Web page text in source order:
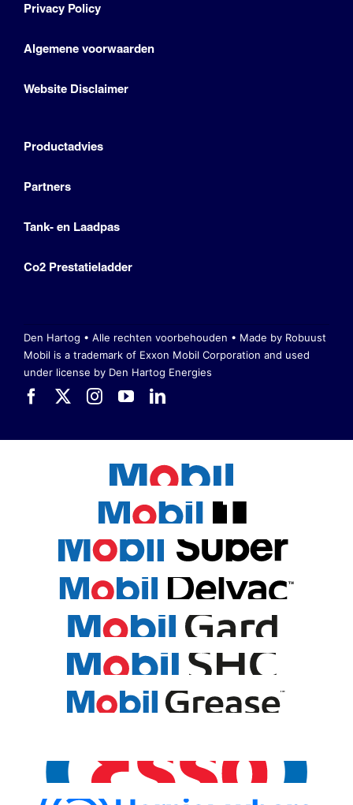
Privacy Policy
Algemene voorwaarden
Website Disclaimer
Productadvies
Partners
Tank- en Laadpas
Co2 Prestatieladder
Den Hartog • Alle rechten voorbehouden • Made by Robuust
Mobil is a trademark of Exxon Mobil Corporation and used
under license by Den Hartog Energies